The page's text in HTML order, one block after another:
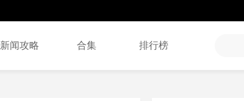
新闻攻略 合集 排行榜